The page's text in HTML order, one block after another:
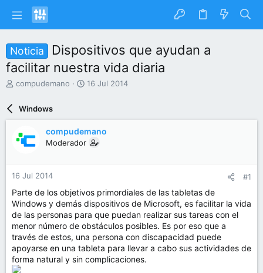
Noticia
Dispositivos que ayudan a
facilitar nuestra vida diaria
I
a
r
d
e
l
t
e
m
a
compudemano
F
d
e
n
i
o
16 Jul 2014
Windows
compudemano
Moderador
16 Jul 2014 #1
Parte de los objetivos primordiales de las tabletas de
Windows y demás dispositivos de Microsoft, es facilitar la vida
de las personas para que puedan realizar sus tareas con el
menor número de obstáculos posibles. Es por eso que a
través de estos, una persona con discapacidad puede
apoyarse en una tableta para llevar a cabo sus actividades de
forma natural y sin complicaciones.